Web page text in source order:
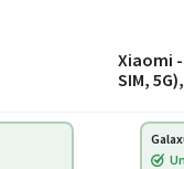
Xiaomi -
SIM,